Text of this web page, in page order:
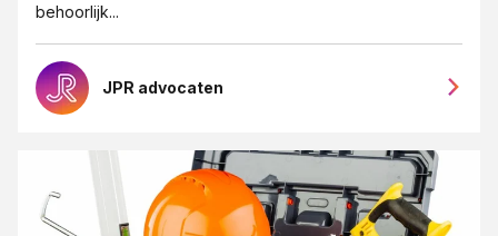
behoorlijk...
JPR advocaten